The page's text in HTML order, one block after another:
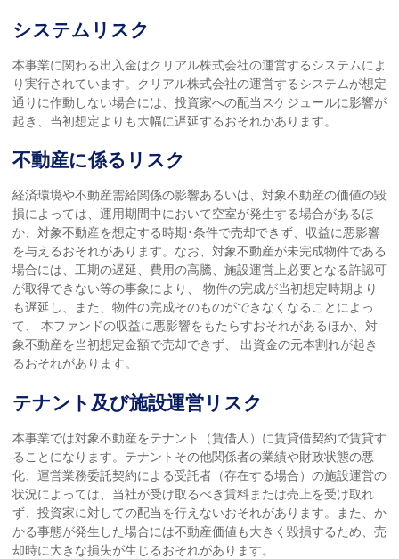
システムリスク
本事業に関わる出入金はクリアル株式会社の運営するシステムによ
り実行されています。クリアル株式会社の運営するシステムが想定
通りに作動しない場合には、投資家への配当スケジュールに影響が
起き、当初想定よりも大幅に遅延するおそれがあります。
不動産に係るリスク
経済環境や不動産需給関係の影響あるいは、対象不動産の価値の毀
損によっては、運用期間中において空室が発生する場合があるほ
か、対象不動産を想定する時期･条件で売却できず、収益に悪影響
を与えるおそれがあります。なお、対象不動産が未完成物件である
場合には、工期の遅延、費用の高騰、施設運営上必要となる許認可
が取得できない等の事象により、 物件の完成が当初想定時期より
も遅延し、また、物件の完成そのものができなくなることによっ
て、 本ファンドの収益に悪影響をもたらすおそれがあるほか、対
象不動産を当初想定金額で売却できず、 出資金の元本割れが起き
るおそれがあります。
テナント及び施設運営リスク
本事業では対象不動産をテナント（賃借人）に賃貸借契約で賃貸す
ることになります。テナントその他関係者の業績や財政状態の悪
化、運営業務委託契約による受託者（存在する場合）の施設運営の
状況によっては、当社が受け取るべき賃料または売上を受け取れ
ず、投資家に対しての配当を行えないおそれがあります。また、か
かる事態が発生した場合には不動産価値も大きく毀損するため、売
却時に大きな損失が生じるおそれがあります。